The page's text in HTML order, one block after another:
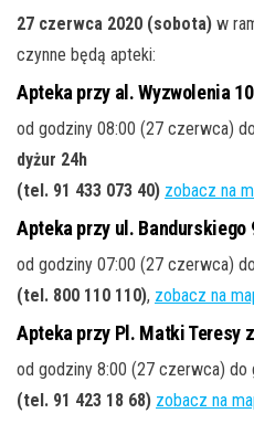
27 czerwca 2020 (sobota) w
czynne będą apteki:
Apteka przy al. Wyzwolenia 10
od godziny 08:00 (27 czerwca)
dyżur 24h
(tel. 91 433 073 40) zobacz na
Apteka przy ul. Bandurskiego
od godziny 07:00 (27 czerwca)
(tel. 800 110 110), zobacz na
Apteka przy Pl. Matki Teresy
od godziny 8:00 (27 czerwca)
(tel. 91 423 18 68) zobacz na